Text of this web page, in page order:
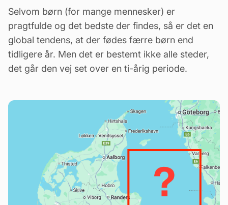
Selvom børn (for mange mennesker) er
pragtfulde og det bedste der findes, så er det en
global tendens, at der fødes færre børn end
tidligere år. Men det er bestemt ikke alle steder,
det går den vej set over en ti-årig periode.